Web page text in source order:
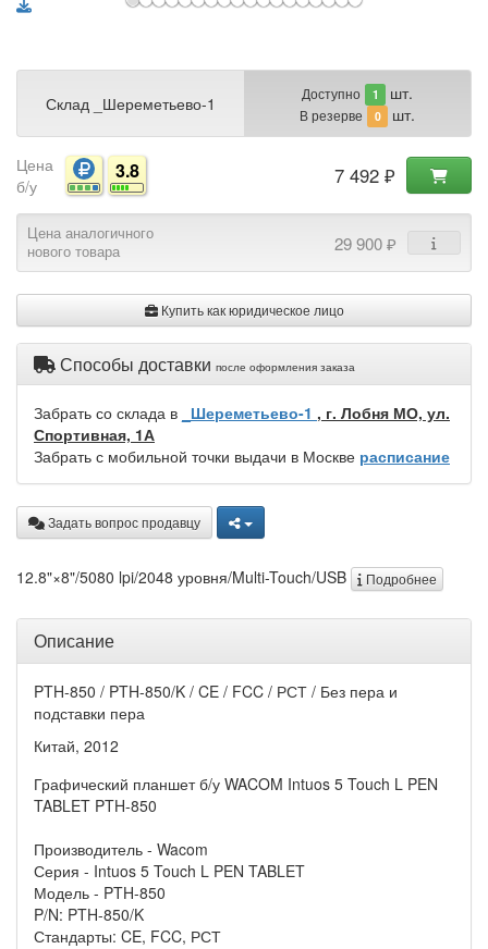
Склад _Шереметьево-1 Доступно 1 шт.
В резерве 0 шт.
Цена
б/у
3.8 7 492 ₽
Цена аналогичного
нового товара
29 900 ₽
Купить как юридическое лицо
Способы доставки после оформления заказа
Забрать со склада в _Шереметьево-1 , г. Лобня МО, ул.
Спортивная, 1А
Забрать с мобильной точки выдачи в Москве расписание
Задать вопрос продавцу
12.8"×8"/5080 lpi/2048 уровня/Multi-Touch/USB Подробнее
Описание
PTH-850 / PTH-850/K / CE / FCC / РСТ / Без пера и
подставки пера
Китай, 2012
Графический планшет б/у WACOM Intuos 5 Touch L PEN
TABLET PTH-850
Производитель - Wacom
Серия - Intuos 5 Touch L PEN TABLET
Модель - PTH-850
P/N: PTH-850/K
Стандарты: CE, FCC, РСТ